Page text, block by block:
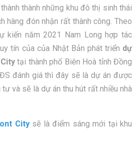
thành những khu đô thị sinh thái
hàng đón nhận rất thành công. Theo
kiến năm 2021 Nam Long hợp tác
tín của của Nhật Bản phát triển dự
tại thành phố Biên Hoà tỉnh Đồng
đánh giá thì đây sẽ là dự án được
và sẽ là dự án thu hút rất nhiều nhà
City sẽ là điểm sáng mới tại khu